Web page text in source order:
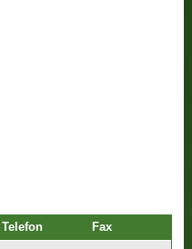
Telefon Fax